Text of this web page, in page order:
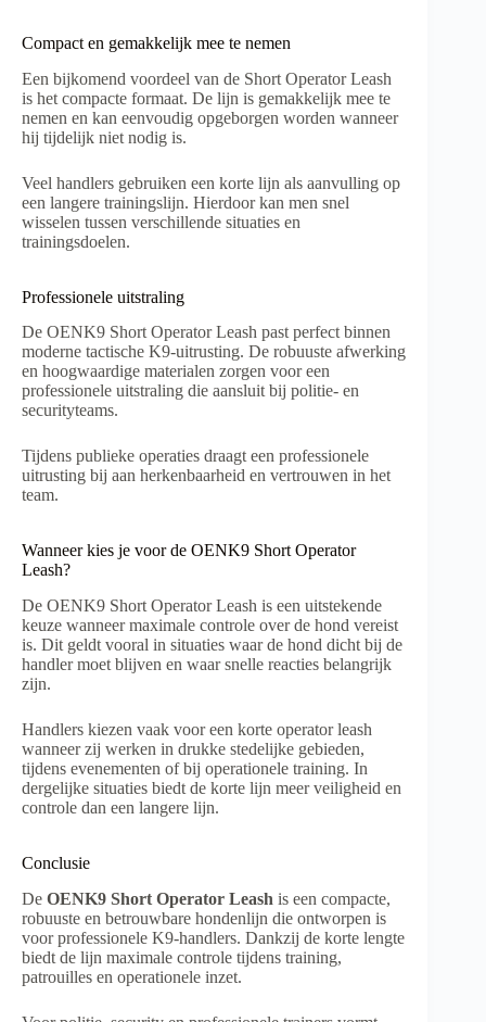
Compact en gemakkelijk mee te nemen
Een bijkomend voordeel van de Short Operator Leash
is het compacte formaat. De lijn is gemakkelijk mee te
nemen en kan eenvoudig opgeborgen worden wanneer
hij tijdelijk niet nodig is.
Veel handlers gebruiken een korte lijn als aanvulling op
een langere trainingslijn. Hierdoor kan men snel
wisselen tussen verschillende situaties en
trainingsdoelen.
Professionele uitstraling
De OENK9 Short Operator Leash past perfect binnen
moderne tactische K9-uitrusting. De robuuste afwerking
en hoogwaardige materialen zorgen voor een
professionele uitstraling die aansluit bij politie- en
securityteams.
Tijdens publieke operaties draagt een professionele
uitrusting bij aan herkenbaarheid en vertrouwen in het
team.
Wanneer kies je voor de OENK9 Short Operator
Leash?
De OENK9 Short Operator Leash is een uitstekende
keuze wanneer maximale controle over de hond vereist
is. Dit geldt vooral in situaties waar de hond dicht bij de
handler moet blijven en waar snelle reacties belangrijk
zijn.
Handlers kiezen vaak voor een korte operator leash
wanneer zij werken in drukke stedelijke gebieden,
tijdens evenementen of bij operationele training. In
dergelijke situaties biedt de korte lijn meer veiligheid en
controle dan een langere lijn.
Conclusie
De OENK9 Short Operator Leash is een compacte,
robuuste en betrouwbare hondenlijn die ontworpen is
voor professionele K9-handlers. Dankzij de korte lengte
biedt de lijn maximale controle tijdens training,
patrouilles en operationele inzet.